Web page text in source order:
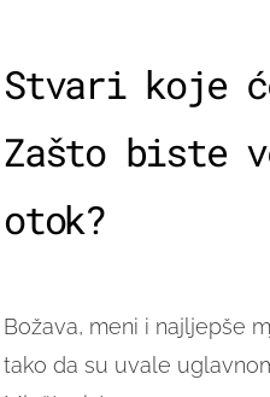
Stvari koje
Zašto biste
otok?
Božava, meni i najljepše
tako da su uvale